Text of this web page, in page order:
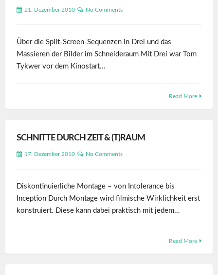
21. Dezember 2010 No Comments
Über die Split-Screen-Sequenzen in Drei und das
Massieren der Bilder im Schneideraum Mit Drei war Tom
Tykwer vor dem Kinostart…
Read More
SCHNITTE DURCH ZEIT & (T)RAUM
17. Dezember 2010 No Comments
Diskontinuierliche Montage – von Intolerance bis
Inception Durch Montage wird filmische Wirklichkeit erst
konstruiert. Diese kann dabei praktisch mit jedem…
Read More